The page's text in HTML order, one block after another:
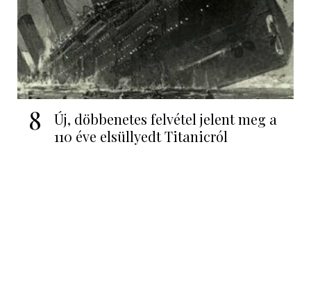
8
Új, döbbenetes felvétel jelent meg a
110 éve elsüllyedt Titanicról